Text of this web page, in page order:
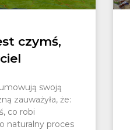
czymś,
swoją
zauważyła, że:
co robi
naturalny proces